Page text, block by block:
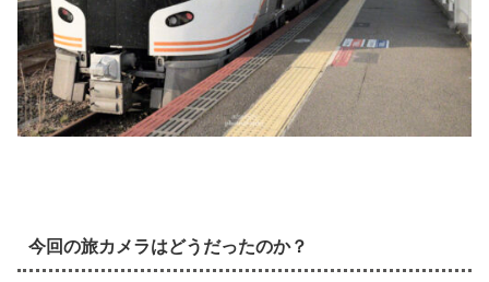
今回の旅カメラはどうだったのか？